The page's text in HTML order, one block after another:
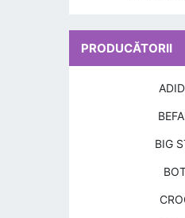
PRODUCĂTORII
BIG